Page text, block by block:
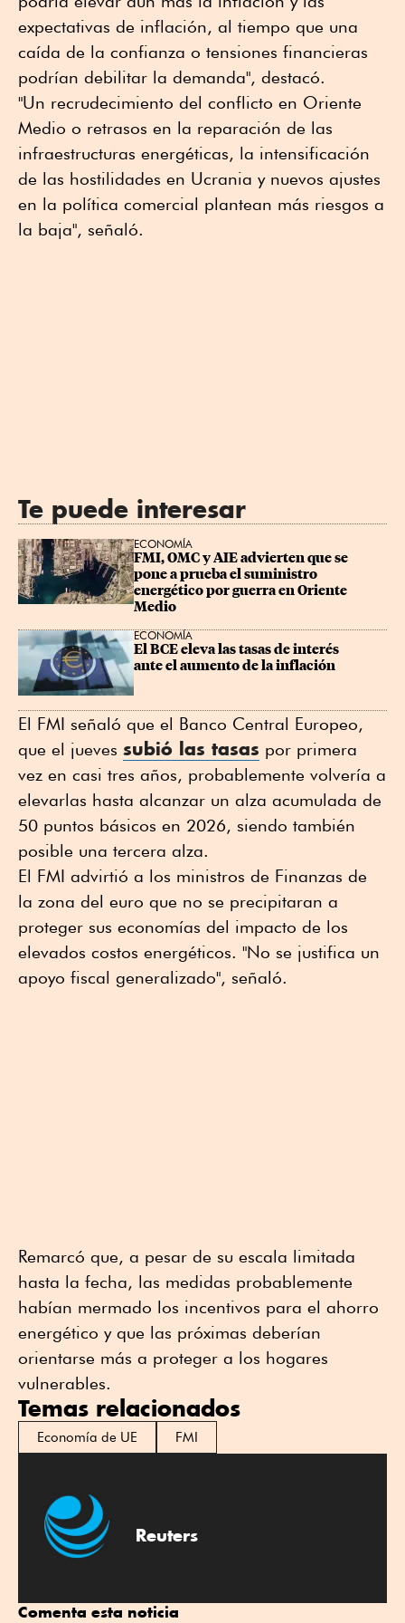
expectativas de inflación, al tiempo que una
caída de la confianza o tensiones financieras
podrían debilitar la demanda", destacó.
"Un recrudecimiento del conflicto en Oriente
Medio o retrasos en la reparación de las
infraestructuras energéticas, la intensificación
de las hostilidades en Ucrania y nuevos ajustes
en la política comercial plantean más riesgos a
la baja", señaló.
Te puede interesar
ECONOMÍA
FMI, OMC y AIE advierten que se
pone a ⁠prueba el suministro
energético por guerra en ⁠Oriente
Medio
ECONOMÍA
El BCE eleva las tasas de interés
ante el aumento de la inflación
El FMI señaló que el Banco Central Europeo,
que el jueves subió las tasas por primera
vez en casi tres años, probablemente volvería a
elevarlas hasta alcanzar un alza acumulada de
50 puntos básicos en 2026, siendo también
posible una tercera alza.
El FMI advirtió a los ministros de Finanzas de
la zona del euro que no se precipitaran a
proteger sus economías del impacto de los
elevados costos energéticos. "No se justifica un
apoyo fiscal generalizado", señaló.
Remarcó que, a pesar de su escala limitada
hasta la fecha, las medidas probablemente
habían mermado los incentivos para el ahorro
energético y que las próximas deberían
orientarse más a proteger a los hogares
vulnerables.
Temas relacionados
Economía de UE FMI
Reuters
Comenta esta noticia